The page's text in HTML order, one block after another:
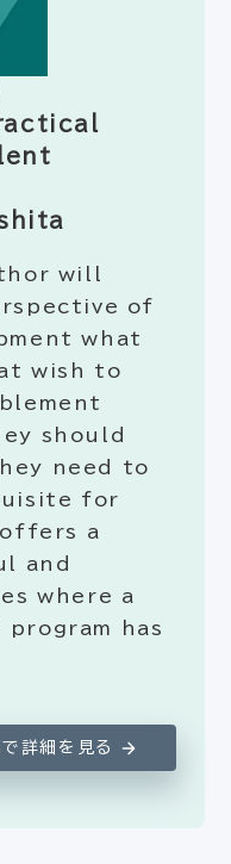
will
of
what
wish to
should
need to
for
a
and
where a
has
詳細を見る